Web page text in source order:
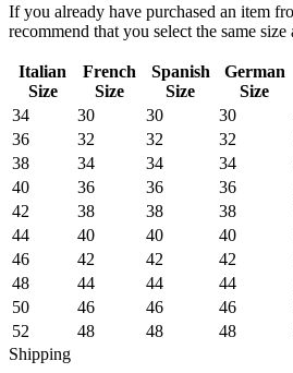
If you already have purchased an item
recommend that you select the same
Italian
Size
French
Size
Spanish
Size
German
Size
34
30 30 30
36
32 32 32
38
34 34 34
40
36 36 36
42
38 38 38
44
40 40 40
46
42 42 42
48
44 44 44
50
46 46 46
52
48 48 48
Shipping